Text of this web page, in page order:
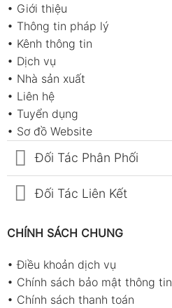
• Giới thiệu
• Thông tin pháp lý
• Kênh thông tin
• Dịch vụ
• Nhà sản xuất
• Liên hệ
• Tuyển dụng
• Sơ đồ Website
Đối Tác Phân Phối
Đối Tác Liên Kết
CHÍNH SÁCH CHUNG
•Điều khoản dịch vụ
• Chính sách bảo mật thông tin
• Chính sách thanh toán